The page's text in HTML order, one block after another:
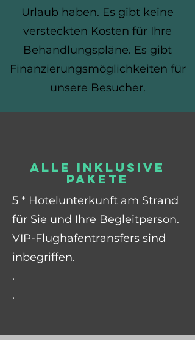
Urlaub haben. Es gibt keine
versteckten Kosten für Ihre
Behandlungspläne. Es gibt
Finanzierungsmöglichkeiten für
unsere Besucher.
ALLE INKLUSIVE
PAKETE
5 * Hotelunterkunft am Strand
für Sie und Ihre Begleitperson.
VIP-Flughafentransfers sind
inbegriffen.
.
.